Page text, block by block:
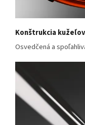
Konštrukcia
Osvedčená a